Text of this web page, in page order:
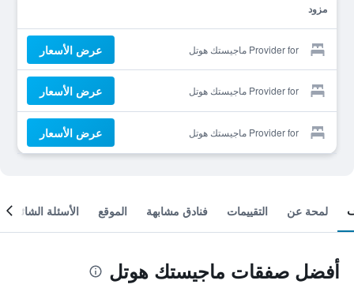
مزود
Provider for ماجيستك هوتل عرض الأسعار
Provider for ماجيستك هوتل عرض الأسعار
Provider for ماجيستك هوتل عرض الأسعار
لمحة عن التقييمات فنادق مشابهة الموقع الأسئلة الشائعة
أفضل صفقات ماجيستك هوتل